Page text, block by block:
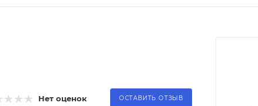
Нет оценок ОСТАВИТЬ ОТЗЫВ